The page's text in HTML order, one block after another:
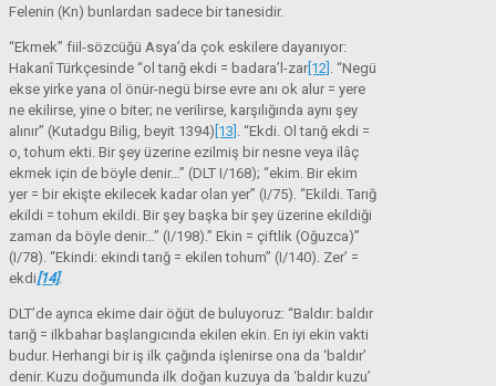
Felenin (Kn) bunlardan sadece bir tanesidir.
“Ekmek” fiil-sözcüğü Asya’da çok eskilere dayanıyor:
Hakanî Türkçesinde “ol tarığ ekdi = badara’l-zar [12] . “Negü
ekse yirke yana ol önür-negü birse evre anı ok alur = yere
ne ekilirse, yine o biter; ne verilirse, karşılığında aynı şey
alınır” (Kutadgu Bilig, beyit 1394) [13] . “Ekdi. Ol tarığ ekdi =
o, tohum ekti. Bir şey üzerine ezilmiş bir nesne veya ilâç
ekmek için de böyle denir…” (DLT I/168); “ekim. Bir ekim
yer = bir ekişte ekilecek kadar olan yer” (I/75). “Ekildi. Tarığ
ekildi = tohum ekildi. Bir şey başka bir şey üzerine ekildiği
zaman da böyle denir…” (I/198).” Ekin = çiftlik (Oğuzca)”
(I/78). “Ekindi: ekindi tarığ = ekilen tohum” (I/140). Zer’ =
ekdi[14].
DLT’de ayrıca ekime dair öğüt de buluyoruz: “Baldır: baldır
tarığ = ilkbahar başlangıcında ekilen ekin. En iyi ekin vakti
budur. Herhangi bir iş ilk çağında işlenirse ona da ‘baldır’
denir. Kuzu doğumunda ilk doğan kuzuya da ‘baldır kuzu’